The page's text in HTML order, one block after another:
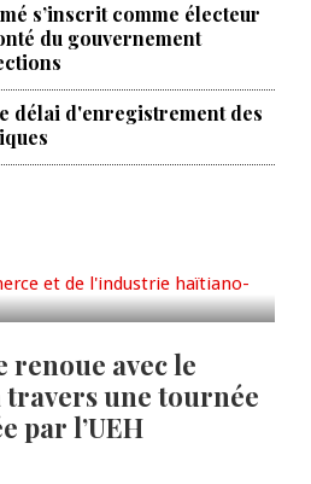
s’inscrit comme électeur
du gouvernement
délai d'enregistrement des
commerce et de
africaine
pour
235e
la cérémonie du
avec le
une tournée
par l’UEH